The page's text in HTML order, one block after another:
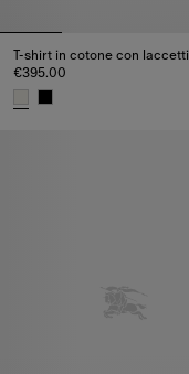
T-shirt in cotone con laccetti
€395.00